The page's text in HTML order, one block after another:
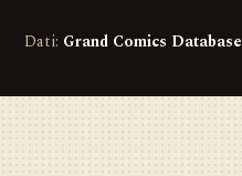
Dati: Grand Comics Database